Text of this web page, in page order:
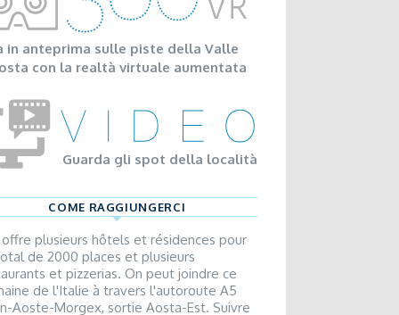
in anteprima sulle piste della Valle
con la realtà virtuale aumentata
Guarda gli spot della località
COME RAGGIUNGERCI
offre plusieurs hôtels et résidences pour
de 2000 places et plusieurs
et pizzerias. On peut joindre ce
de l'Italie à travers l'autoroute A5
Aoste-Morgex, sortie Aosta-Est. Suivre